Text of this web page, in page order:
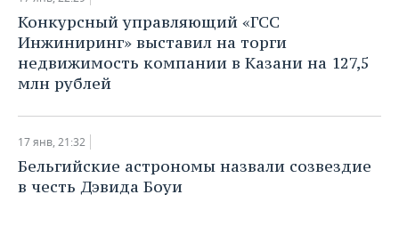
НЕФТЕХИМИЯ
НЕФТЬ
ОПК
ЭНЕРГЕТИКА
РОЗНИЧНАЯ ТОРГОВЛЯ
ТРАНСПОРТ
УСЛУГИ
НОВОСТИ ТЕХНОЛОГИЙ
IT
МЕДИА
ТЕЛЕКОММУНИКАЦИИ
МЕРОПРИЯТИЯ
НОВОСТИ МЕРОПРИЯТИЙ
ВЫЕЗДНАЯ РЕДАКЦИЯ
БИЗНЕС-БРАНЧИ
СПОРТ
НОВОСТИ СПОРТА
ФУТБОЛ
ОБЩЕСТВО
НОВОСТИ ОБЩЕСТВА
ФОТОГАЛЕРЕЯ
Конкурсный управляющий «ГСС
Инжиниринг» выставил на торги
недвижимость компании в Казани на 127,5
млн рублей
17 янв, 21:32
Бельгийские астрономы назвали созвездие
в честь Дэвида Боуи